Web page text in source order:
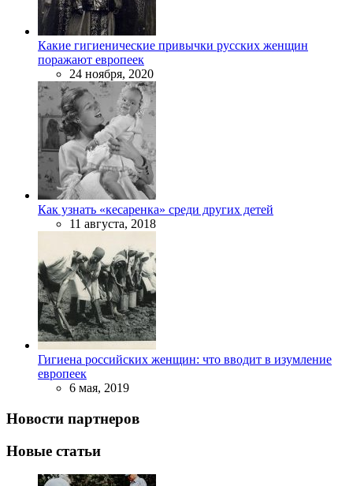
Какие гигиенические привычки русских женщин
поражают европеек
24 ноября, 2020
Как узнать «кесаренка» среди других детей
11 августа, 2018
Гигиена российских женщин: что вводит в изумление
европеек
6 мая, 2019
Новости партнеров
Новые статьи